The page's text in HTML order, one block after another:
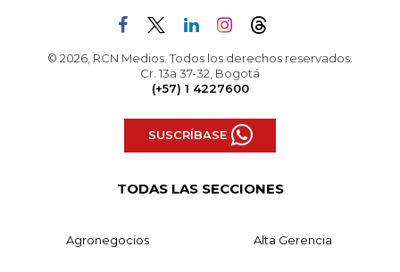
© 2026, RCN Medios. Todos los derechos reservados.
Cr. 13a 37-32, Bogotá
(+57) 1 4227600
SUSCRÍBASE
TODAS LAS SECCIONES
Agronegocios Alta Gerencia